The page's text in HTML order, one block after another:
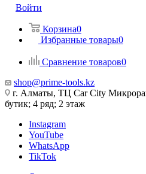
Войти
Корзина0
Избранные товары0
Сравнение товаров0
shop@prime-tools.kz
г. Алматы, ТЦ Car City​
бутик; 4 ряд; 2 этаж
Instagram
YouTube
WhatsApp
TikTok